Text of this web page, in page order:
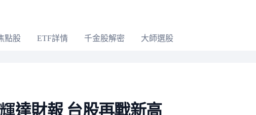
點股 ETF詳情 千金股解密 大師選股
達財報 台股再戰新高